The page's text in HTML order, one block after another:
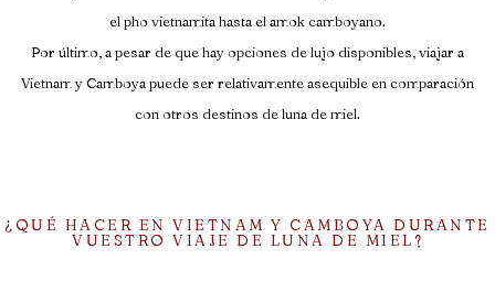
el pho vietnamita hasta el amok camboyano.
Por último, a pesar de que hay opciones de lujo disponibles, viajar a
Vietnam y Camboya puede ser relativamente asequible en comparación
con otros destinos de luna de miel.
¿QUÉ HACER EN VIETNAM Y CAMBOYA DURANTE
VUESTRO VIAJE DE LUNA DE MIEL?